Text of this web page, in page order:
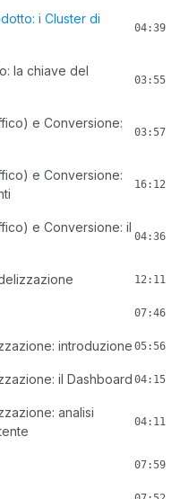
i Cluster di
04:39
la chiave del
03:55
e Conversione:
03:57
e Conversione:
16:12
e Conversione: il
04:36
12:11
07:46
introduzione 05:56
il Dashboard 04:15
analisi
04:11
07:59